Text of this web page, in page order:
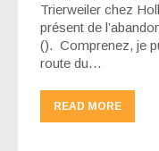
Trierweiler chez
présent de
(). Comprenez, je
route du…
READ MORE